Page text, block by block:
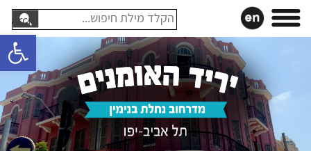
פתח
מעבר
לתוכן
חיפוש: